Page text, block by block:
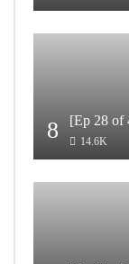
8 14.6K